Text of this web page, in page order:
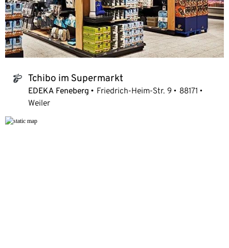
tchibo_logo Tchibo im Supermarkt
EDEKA Feneberg Friedrich-Heim-Str. 9
88171
Weiler